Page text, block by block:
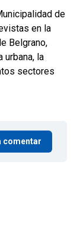
de
en la
Belgrano,
urbana, la
sectores
comentar